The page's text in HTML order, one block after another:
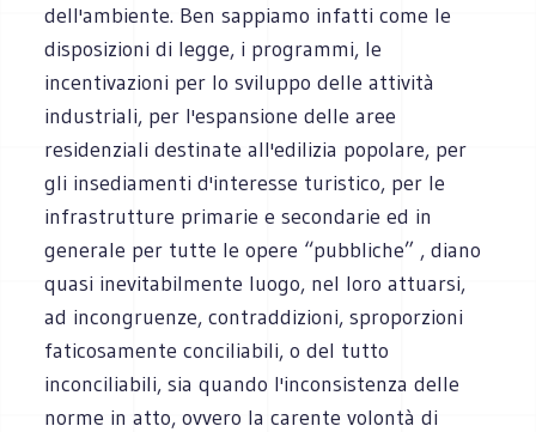
dell'ambiente. Ben sappiamo infatti come le
disposizioni di legge, i programmi, le
incentivazioni per lo sviluppo delle attività
industriali, per l'espansione delle aree
residenziali destinate all'edilizia popolare, per
gli insediamenti d'interesse turistico, per le
infrastrutture primarie e secondarie ed in
generale per tutte le opere “pubbliche” , diano
quasi inevitabilmente luogo, nel loro attuarsi,
ad incongruenze, contraddizioni, sproporzioni
faticosamente conciliabili, o del tutto
inconciliabili, sia quando l'inconsistenza delle
norme in atto, ovvero la carente volontà di